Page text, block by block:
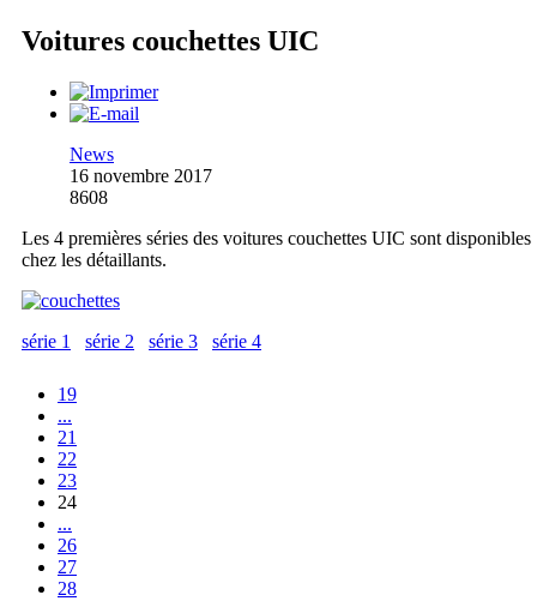
Voitures couchettes UIC
News
16 novembre 2017
8608
Les 4 premières séries des voitures couchettes UIC sont disponibles
chez les détaillants.
série 1 série 2 série 3 série 4
19
...
21
22
23
24
...
26
27
28